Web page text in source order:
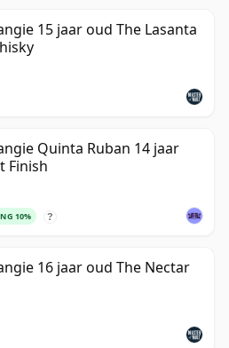
15 jaar oud The Lasanta
Quinta Ruban 14 jaar
Finish
10% ?
16 jaar oud The Nectar